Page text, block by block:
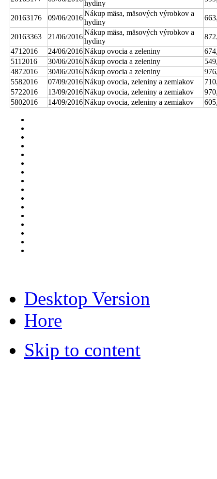
hydiny
20163176 09/06/2016
Nákup mäsa, mäsových výrobkov a
hydiny
20163363 21/06/2016
Nákup mäsa, mäsových výrobkov a
hydiny
4712016
24/06/2016Nákup ovocia a zeleniny
5112016
30/06/2016Nákup ovocia a zeleniny
4872016
30/06/2016Nákup ovocia a zeleniny
5582016
07/09/2016Nákup ovocia, zeleniny a zemiakov
5722016
13/09/2016Nákup ovocia, zeleniny a zemiakov
5802016
14/09/2016Nákup ovocia, zeleniny a zemiakov
Desktop Version
Hore
Skip to content